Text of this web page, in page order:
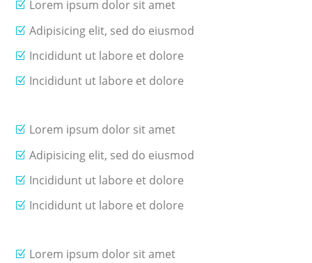
Lorem ipsum dolor sit amet
Adipisicing elit, sed do eiusmod
Incididunt ut labore et dolore
Incididunt ut labore et dolore
Lorem ipsum dolor sit amet
Adipisicing elit, sed do eiusmod
Incididunt ut labore et dolore
Incididunt ut labore et dolore
Lorem ipsum dolor sit amet